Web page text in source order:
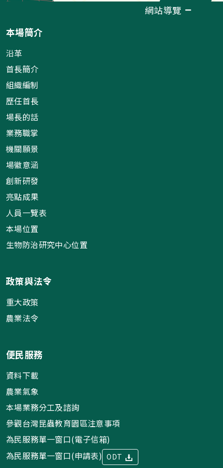
網站導覽
本場簡介
沿革
首長簡介
組織編制
歷任首長
場長的話
業務職掌
機關願景
場徽意涵
創新研發
亮點成果
人員一覽表
本場位置
生物防治研究中心位置
政策與法令
重大政策
農業法令
便民服務
資料下載
農業氣象
本場業務分工及諮詢
參觀台灣昆蟲教育園區注意事項
為民服務單一窗口(電子信箱)
為民服務單一窗口(申請表) ODT